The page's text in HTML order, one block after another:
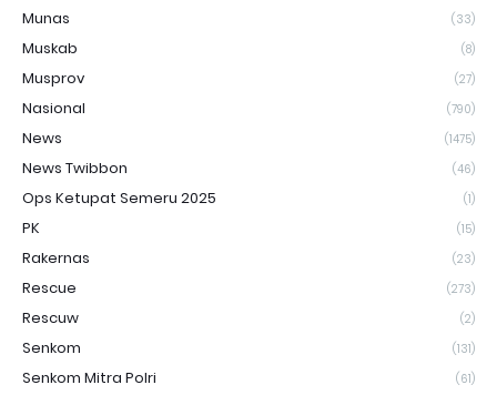
Munas (33)
Muskab (8)
Musprov (27)
Nasional (790)
News (1475)
News Twibbon (46)
Ops Ketupat Semeru 2025 (1)
PK (15)
Rakernas (23)
Rescue (273)
Rescuw (2)
Senkom (131)
Senkom Mitra Polri (61)